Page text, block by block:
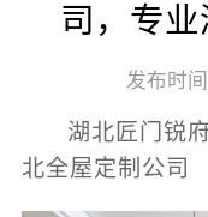
司，专
发布时
湖北匠门锐
北全屋定制公司